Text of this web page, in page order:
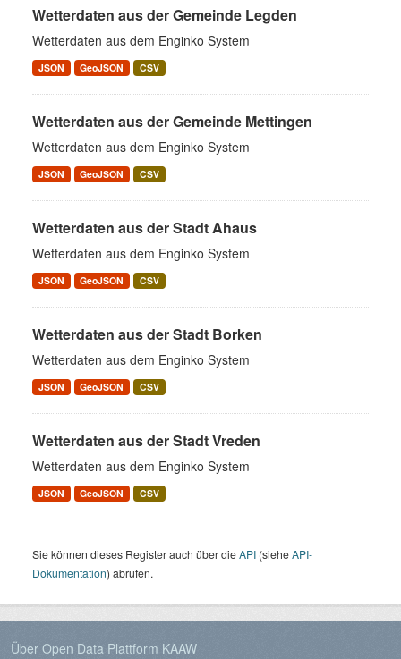
Wetterdaten aus der Gemeinde Legden
Wetterdaten aus dem Enginko System
JSON GeoJSON CSV
Wetterdaten aus der Gemeinde Mettingen
Wetterdaten aus dem Enginko System
JSON GeoJSON CSV
Wetterdaten aus der Stadt Ahaus
Wetterdaten aus dem Enginko System
JSON GeoJSON CSV
Wetterdaten aus der Stadt Borken
Wetterdaten aus dem Enginko System
JSON GeoJSON CSV
Wetterdaten aus der Stadt Vreden
Wetterdaten aus dem Enginko System
JSON GeoJSON CSV
Sie können dieses Register auch über dieAPI (sieheAPI-
Dokumentation) abrufen.
Über Open Data Plattform KAAW